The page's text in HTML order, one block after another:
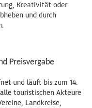
Kreativität oder
und durch
Preisvergabe
und läuft bis zum 14.
touristischen Akteure
Landkreise,